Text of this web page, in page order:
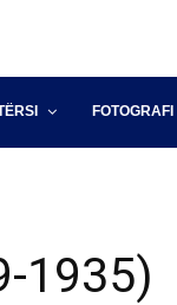
FOTOGRAFI
1935)